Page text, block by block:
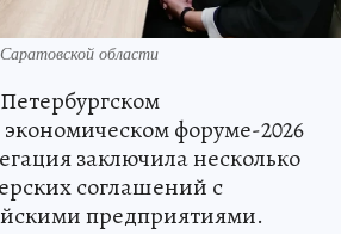
области
форуме-2026
заключила несколько
соглашений с
предприятиями.